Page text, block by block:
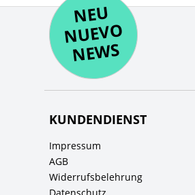
NE
U
N
UEV
O
NE
WS
KUNDENDIENST
Impressum
AGB
Widerrufsbelehrung